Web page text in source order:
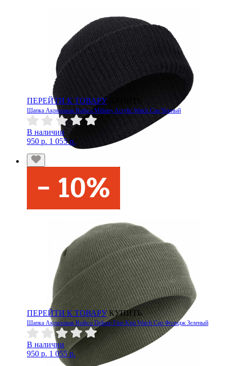
ПЕРЕЙТИ К ТОВАРУ КУПИТЬ
Шапка Акриловая Rothco Military Acrylic Watch Cap Черный
В наличии
950 р. 1 055 р.
ПЕРЕЙТИ К ТОВАРУ КУПИТЬ
Шапка Акриловая Rothco Deluxe Fine Knit Watch Cap Фолидж Зеленый
В наличии
950 р. 1 055 р.